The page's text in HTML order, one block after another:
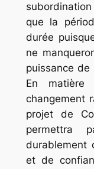
que la
durée
ne
puissance
En matière
changement
projet de
permettra
durablement
et de